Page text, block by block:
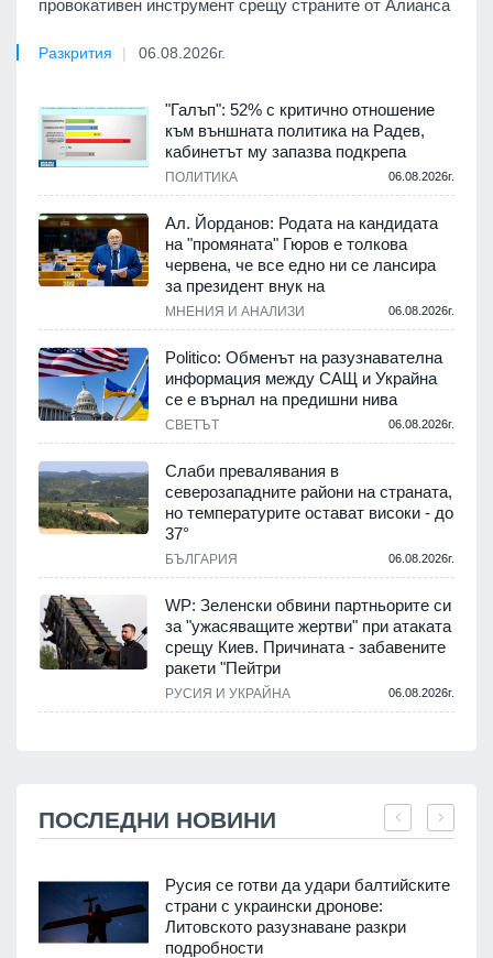
провокативен инструмент срещу страните от Алианса
Разкрития 06.08.2026г.
"Галъп": 52% с критично отношение
към външната политика на Радев,
кабинетът му запазва подкрепа
ПОЛИТИКА 06.08.2026г.
Ал. Йорданов: Родата на кандидата
на "промяната" Гюров е толкова
червена, че все едно ни се лансира
за президент внук на
МНЕНИЯ И АНАЛИЗИ 06.08.2026г.
Politico: Обменът на разузнавателна
информация между САЩ и Украйна
се е върнал на предишни нива
СВЕТЪТ 06.08.2026г.
Слаби превалявания в
северозападните райони на страната,
но температурите остават високи - до
37°
БЪЛГАРИЯ 06.08.2026г.
WP: Зеленски обвини партньорите си
за "ужасяващите жертви" при атаката
срещу Киев. Причината - забавените
ракети "Пейтри
РУСИЯ И УКРАЙНА 06.08.2026г.
ПОСЛЕДНИ НОВИНИ
Русия се готви да удари балтийските
страни с украински дронове:
Литовското разузнаване разкри
подробности